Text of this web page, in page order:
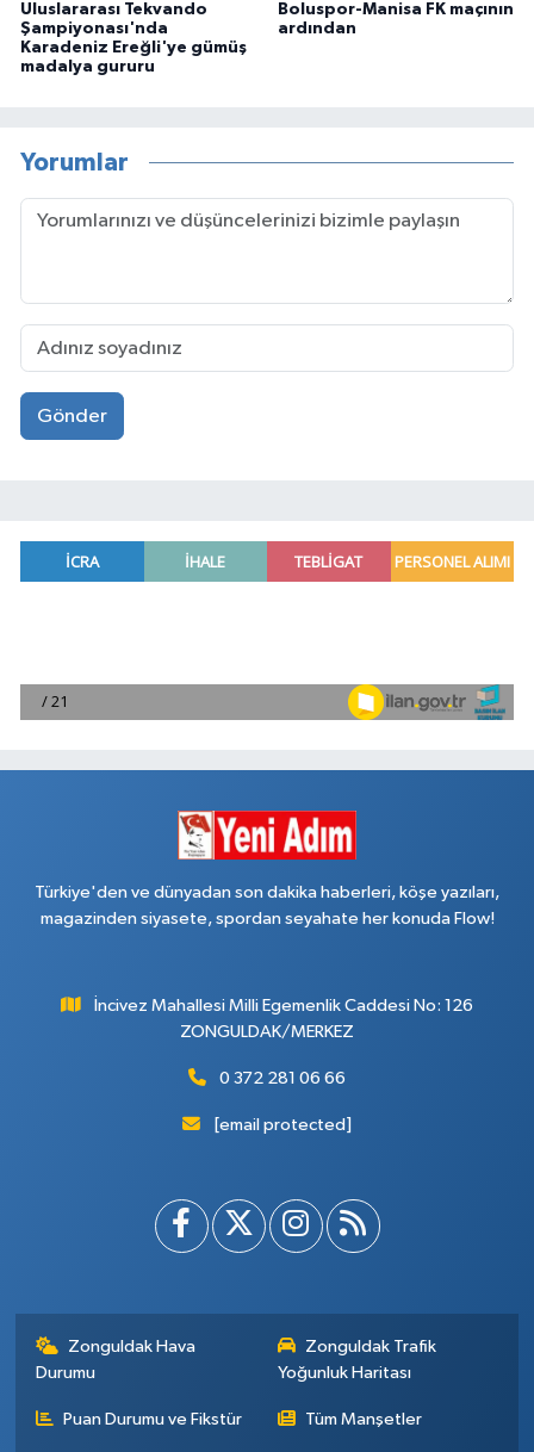
Uluslararası Tekvando
Şampiyonası'nda
Karadeniz Ereğli'ye gümüş
madalya gururu
Boluspor-Manisa FK maçının
ardından
Yorumlar
Gönder
Türkiye'den ve dünyadan son dakika haberleri, köşe yazıları,
magazinden siyasete, spordan seyahate her konuda Flow!
İncivez Mahallesi Milli Egemenlik Caddesi No: 126
ZONGULDAK/MERKEZ
0 372 281 06 66
[email protected]
Zonguldak Hava
Durumu
Zonguldak Trafik
Yoğunluk Haritası
Puan Durumu ve Fikstür Tüm Manşetler